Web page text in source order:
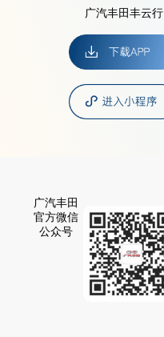
广汽丰田丰云行
广汽丰田
官方微信
公众号